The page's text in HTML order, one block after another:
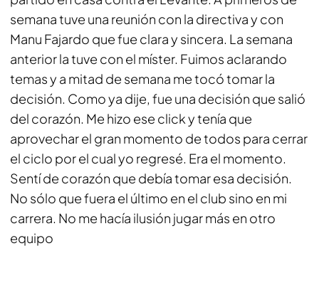
semana tuve una reunión con la directiva y con
Manu Fajardo que fue clara y sincera. La semana
anterior la tuve con el míster. Fuimos aclarando
temas y a mitad de semana me tocó tomar la
decisión. Como ya dije, fue una decisión que salió
del corazón. Me hizo ese click y tenía que
aprovechar el gran momento de todos para cerrar
el ciclo por el cual yo regresé. Era el momento.
Sentí de corazón que debía tomar esa decisión.
No sólo que fuera el último en el club sino en mi
carrera. No me hacía ilusión jugar más en otro
equipo